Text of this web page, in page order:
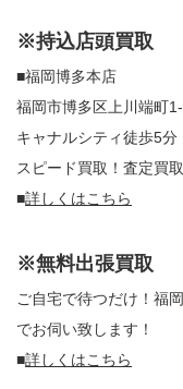
※持込店頭買取
■福岡博多本店
福岡市博多区上川端町
キャナルシティ徒歩5分
スピード買取！査定買
■詳しくはこちら
※無料出張買取
ご自宅で待つだけ！福
でお伺い致します！
■詳しくはこちら